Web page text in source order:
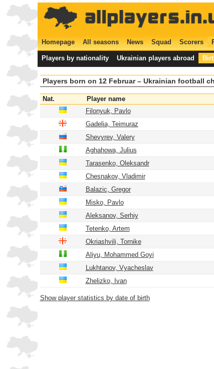
Homepage All seasons News Squad Scorers
Players by nationality Ukrainian players abroad
Players born on 12 Februar – Ukrainian football
Nat. Player name
Filonyuk, Pavlo
Gadelia, Teimuraz
Shevyrev, Valery
Aghahowa, Julius
Tarasenko, Oleksandr
Chesnakov, Vladimir
Balazic, Gregor
Misko, Pavlo
Aleksanov, Serhiy
Tetenko, Artem
Okriashvili, Tornike
Aliyu, Mohammed Goyi
Lukhtanov, Vyacheslav
Zhelizko, Ivan
Show player statistics by date of birth